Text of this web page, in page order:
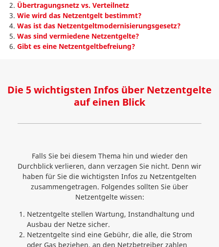
Übertragungsnetz vs. Verteilnetz
Wie wird das Netzentgelt bestimmt?
Was ist das Netzentgeltmodernisierungsgesetz?
Was sind vermiedene Netzentgelte?
Gibt es eine Netzentgeltbefreiung?
Die 5 wichtigsten Infos über Netzentgelte
auf einen Blick
Falls Sie bei diesem Thema hin und wieder den
Durchblick verlieren, dann verzagen Sie nicht. Denn wir
haben für Sie die wichtigsten Infos zu Netzentgelten
zusammengetragen. Folgendes sollten Sie über
Netzentgelte wissen:
Netzentgelte stellen Wartung, Instandhaltung und
Ausbau der Netze sicher.
Netzentgelte sind eine Gebühr, die alle, die Strom
oder Gas beziehen, an den Netzbetreiber zahlen